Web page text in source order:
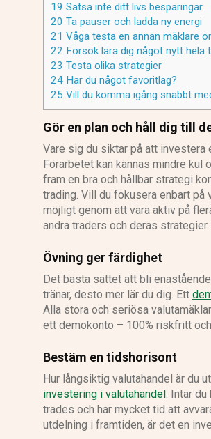
19 Satsa inte ditt livs besparingar
20 Ta pauser och ladda ny energi
21 Våga testa en annan mäklare
22 Försök lära dig något nytt hela
23 Testa olika strategier
24 Har du något favoritlag?
25 Vill du komma igång snabbt
Gör en plan och håll dig till
Vare sig du siktar på att investera
Förarbetet kan kännas mindre
fram en bra och hållbar strategi
trading. Vill du fokusera enbart
möjligt genom att vara aktiv på
andra traders och deras
Övning ger färdighet
Det bästa sättet att bli
tränar, desto mer lär du dig. Ett
Alla stora och seriösa
ett demokonto – 100% riskfritt
Bestäm en tidshorisont
Hur långsiktig valutahandel är du
investering i valutahandel . Intar
trades och har mycket tid att
utdelning i framtiden, är det en